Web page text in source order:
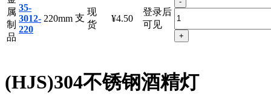
金
属
制
品
35-
3012-
220
支
现
货
登录后
可见
-
+
(HJS)304不锈钢酒精灯